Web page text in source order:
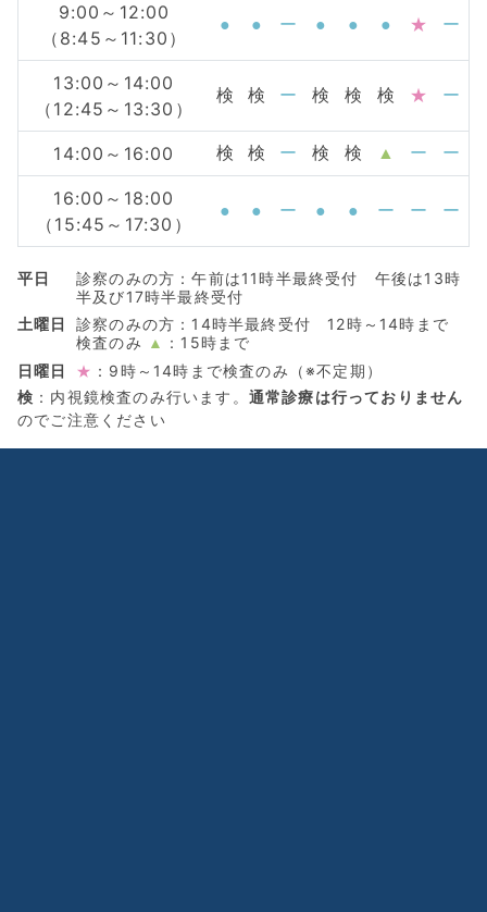
9:00～12:00
（8:45～11:30）
● ● ー ● ● ● ★ ー
13:00～14:00
（12:45～13:30）
検 検 ー 検 検 検 ★ ー
14:00～16:00 検 検 ー 検 検 ▲ ー ー
16:00～18:00
（15:45～17:30）
● ● ー ● ● ー ー ー
平日
診察のみの方：午前は11時半最終受付 午後は13時
半及び17時半最終受付
土曜日
診察のみの方：14時半最終受付 12時～14時まで
検査のみ
▲
：15時まで
日曜日
★ ：9時～14時まで検査のみ（※不定期）
検 ：内視鏡検査のみ行います。 通常診療は行っておりません
のでご注意ください